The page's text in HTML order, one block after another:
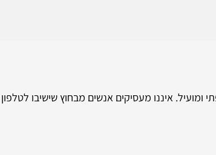
ומועיל. איננו מעסיקים אנשים מבחוץ שישיבו